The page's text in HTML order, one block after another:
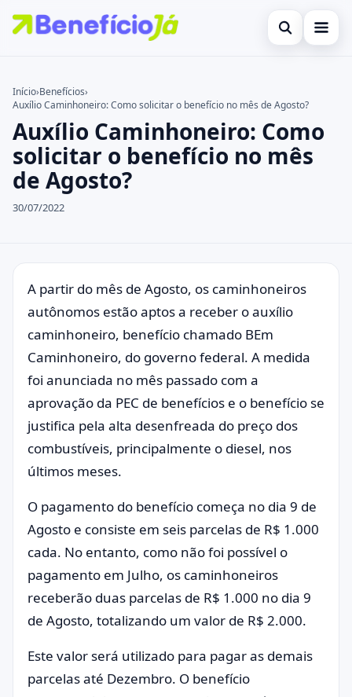
Abrir busca
Cartões de Crédito
Benefícios
Atualidades Econômicas
Legal
Buscar no site
Buscar por:
Pressione Enter para buscar ou ESC para fechar.
Início›Benefícios›
Auxílio Caminhoneiro: Como solicitar o benefício no mês de Agosto?
Auxílio Caminhoneiro: Como
solicitar o benefício no mês
de Agosto?
30/07/2022
A partir do mês de Agosto, os caminhoneiros
autônomos estão aptos a receber o auxílio
caminhoneiro, benefício chamado BEm
Caminhoneiro, do governo federal. A medida
foi anunciada no mês passado com a
aprovação da PEC de benefícios e o benefício se
justifica pela alta desenfreada do preço dos
combustíveis, principalmente o diesel, nos
últimos meses.
O pagamento do benefício começa no dia 9 de
Agosto e consiste em seis parcelas de R$ 1.000
cada. No entanto, como não foi possível o
pagamento em Julho, os caminhoneiros
receberão duas parcelas de R$ 1.000 no dia 9
de Agosto, totalizando um valor de R$ 2.000.
Este valor será utilizado para pagar as demais
parcelas até Dezembro. O benefício